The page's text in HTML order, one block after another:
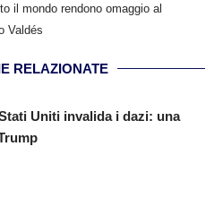
il mondo rendono omaggio al
Valdés
RELAZIONATE
Uniti invalida i dazi: una